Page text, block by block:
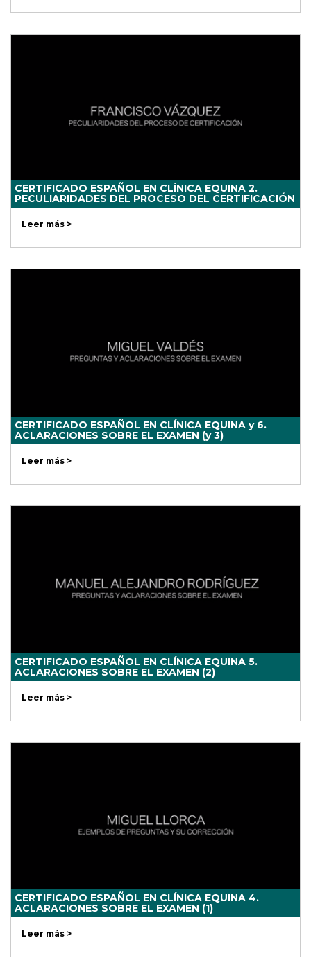
CERTIFICADO ESPAÑOL EN CLÍNICA EQUINA 2.
PECULIARIDADES DEL PROCESO DEL CERTIFICACIÓN
Leer más >
CERTIFICADO ESPAÑOL EN CLÍNICA EQUINA y 6.
ACLARACIONES SOBRE EL EXAMEN (y 3)
Leer más >
CERTIFICADO ESPAÑOL EN CLÍNICA EQUINA 5.
ACLARACIONES SOBRE EL EXAMEN (2)
Leer más >
CERTIFICADO ESPAÑOL EN CLÍNICA EQUINA 4.
ACLARACIONES SOBRE EL EXAMEN (1)
Leer más >